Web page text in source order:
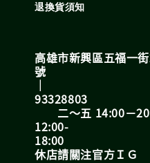
退換貨須知
高雄市新興區五福一
號 統
｜
二～五 14:00－
12:00-
休店請關注官方ＩＧ